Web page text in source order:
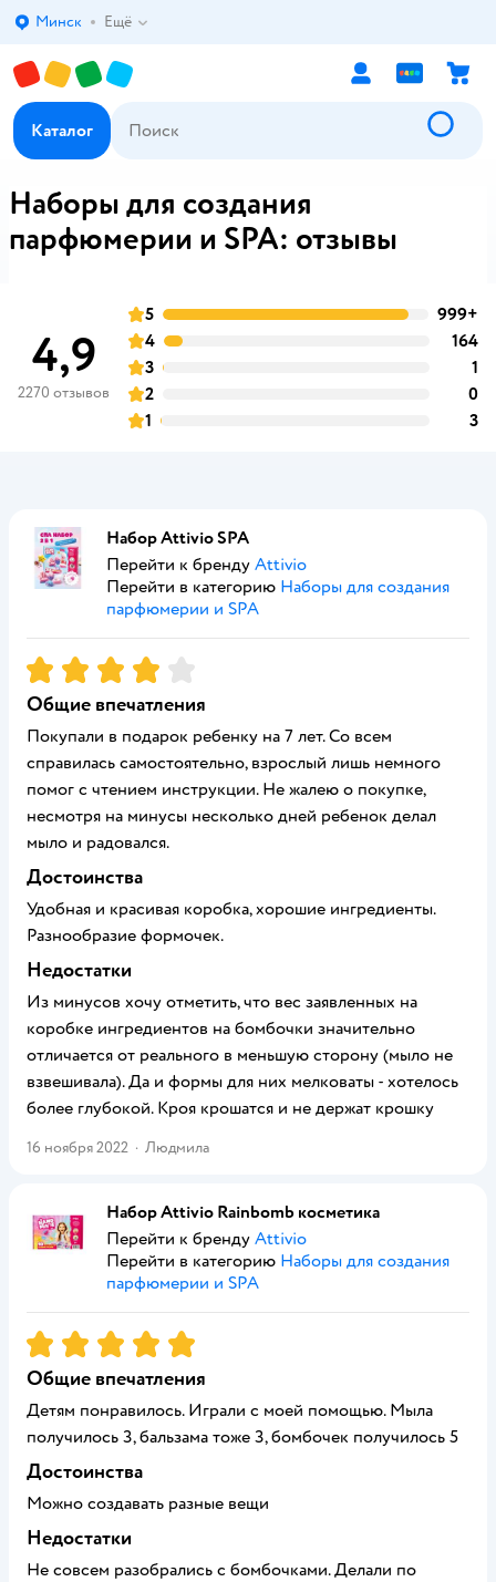
Выбор адреса доставки.
Минск Ещё
Каталог
Наборы для создания
парфюмерии и SPA: отзывы
4,9
2270 отзывов
оценка
5 999+
оценка
4 164
оценка
3 1
оценка
2 0
оценка
1 3
Набор Attivio SPA
Перейти к бренду Attivio
Перейти в категорию Наборы для создания
парфюмерии и SPA
Рейтинг:4
Общие впечатления
Покупали в подарок ребенку на 7 лет. Со всем
справилась самостоятельно, взрослый лишь немного
помог с чтением инструкции. Не жалею о покупке,
несмотря на минусы несколько дней ребенок делал
мыло и радовался.
Достоинства
Удобная и красивая коробка, хорошие ингредиенты.
Разнообразие формочек.
Недостатки
Из минусов хочу отметить, что вес заявленных на
коробке ингредиентов на бомбочки значительно
отличается от реального в меньшую сторону (мыло не
взвешивала). Да и формы для них мелковаты - хотелось
более глубокой. Кроя крошатся и не держат крошку
16 ноября 2022 · Людмила
Набор Attivio Rainbomb косметика
Перейти к бренду Attivio
Перейти в категорию Наборы для создания
парфюмерии и SPA
Рейтинг:5
Общие впечатления
Детям понравилось. Играли с моей помощью. Мыла
получилось 3, бальзама тоже 3, бомбочек получилось 5
Достоинства
Можно создавать разные вещи
Недостатки
Не совсем разобрались с бомбочками. Делали по